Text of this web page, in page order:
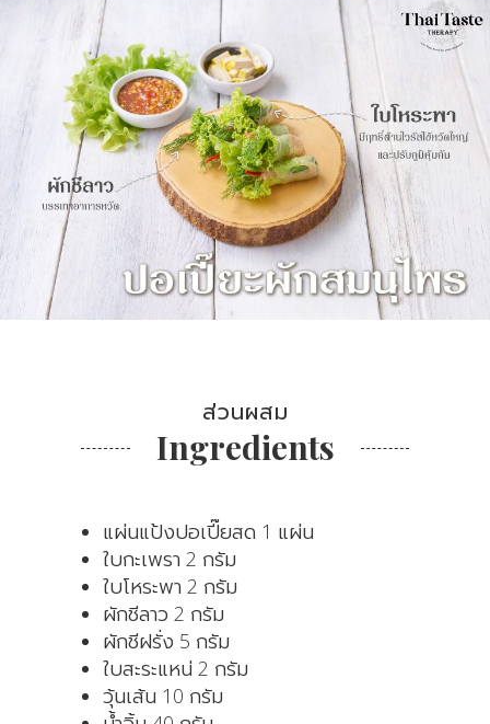
ส่วนผสม
Ingredients
แผ่นแป้งปอเปี๊ยสด 1 แผ่น
ใบกะเพรา 2 กรัม
ใบโหระพา 2 กรัม
ผักชีลาว 2 กรัม
ผักชีฝรั่ง 5 กรัม
ใบสะระแหน่ 2 กรัม
วุ้นเส้น 10 กรัม